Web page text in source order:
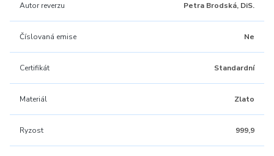
Autor reverzu Petra Brodská, DiS.
Číslovaná emise Ne
Certifikát Standardní
Materiál Zlato
Ryzost 999,9